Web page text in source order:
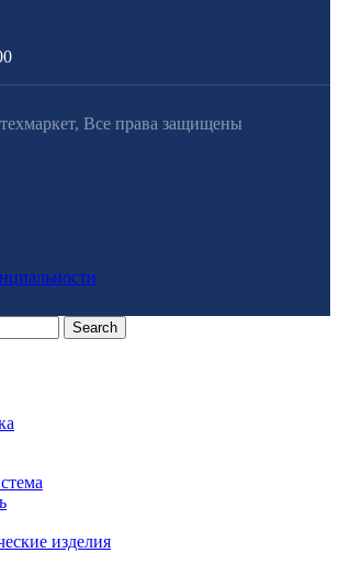
Все права защищены
Search
изделия